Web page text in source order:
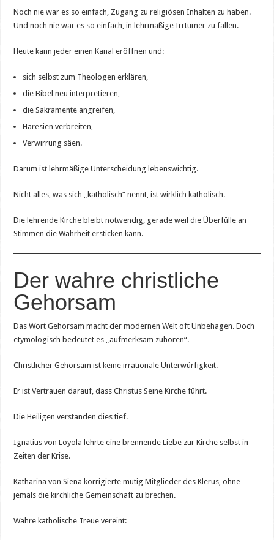
Noch nie war es so einfach, Zugang zu religiösen Inhalten zu haben.
Und noch nie war es so einfach, in lehrmäßige Irrtümer zu fallen.
Heute kann jeder einen Kanal eröffnen und:
sich selbst zum Theologen erklären,
die Bibel neu interpretieren,
die Sakramente angreifen,
Häresien verbreiten,
Verwirrung säen.
Darum ist lehrmäßige Unterscheidung lebenswichtig.
Nicht alles, was sich „katholisch“ nennt, ist wirklich katholisch.
Die lehrende Kirche bleibt notwendig, gerade weil die Überfülle an
Stimmen die Wahrheit ersticken kann.
Der wahre christliche
Gehorsam
Das Wort Gehorsam macht der modernen Welt oft Unbehagen. Doch
etymologisch bedeutet es „aufmerksam zuhören“.
Christlicher Gehorsam ist keine irrationale Unterwürfigkeit.
Er ist Vertrauen darauf, dass Christus Seine Kirche führt.
Die Heiligen verstanden dies tief.
Ignatius von Loyola lehrte eine brennende Liebe zur Kirche selbst in
Zeiten der Krise.
Katharina von Siena korrigierte mutig Mitglieder des Klerus, ohne
jemals die kirchliche Gemeinschaft zu brechen.
Wahre katholische Treue vereint: